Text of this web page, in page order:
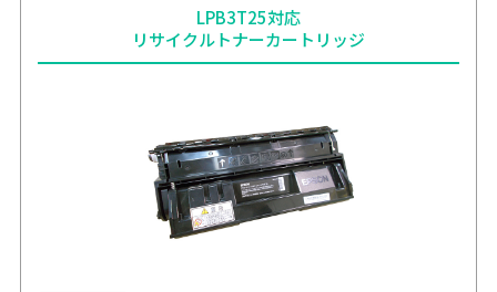
LPB3T25対応
リサイクルトナーカートリッジ